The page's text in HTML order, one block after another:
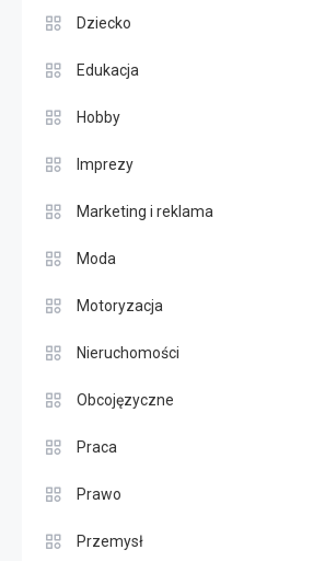
Dziecko
Edukacja
Hobby
Imprezy
Marketing i reklama
Moda
Motoryzacja
Nieruchomości
Obcojęzyczne
Praca
Prawo
Przemysł